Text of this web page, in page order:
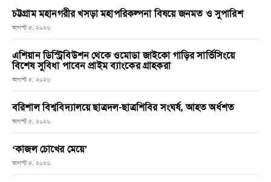
চট্টগ্রাম মহানগরীর খসড়া মহাপরিকল্পনা বিষয়ে জনমত ও সুপারিশ
আগস্ট ৫, ২০২৬
এশিয়ান ডিস্ট্রিবিউশন থেকে ওমোডা জাইকো গাড়ির সার্ভিসিংয়ে
বিশেষ সুবিধা পাবেন প্রাইম ব্যাংকের গ্রাহকরা
আগস্ট ৫, ২০২৬
বরিশাল বিশ্ববিদ্যালয়ে ছাত্রদল-ছাত্রশিবির সংঘর্ষ, আহত অর্ধশত
আগস্ট ৫, ২০২৬
‘কাজল চোখের মেয়ে’
আগস্ট ৫, ২০২৬